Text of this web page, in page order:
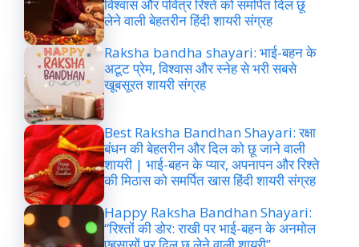
विश्वास और पवित्र रिश्ते को समर्पित दिल छू
लेने वाली बेहतरीन हिंदी शायरी संग्रह
Raksha bandha shayari: भाई-बहन के
अटूट प्रेम, विश्वास और स्नेह से भरी सबसे
खूबसूरत शायरी संग्रह
Best Raksha Bandhan Shayari: रक्षा
बंधन की बेहतरीन और दिल को छू जाने वाली
शायरी | भाई-बहन के प्यार, अपनापन और रिश्ते
की मिठास को समर्पित खास हिंदी शायरी संग्रह
Happy Raksha Bandhan Shayari:
“रिश्तों की डोर: राखी पर भाई-बहन के अनमोल